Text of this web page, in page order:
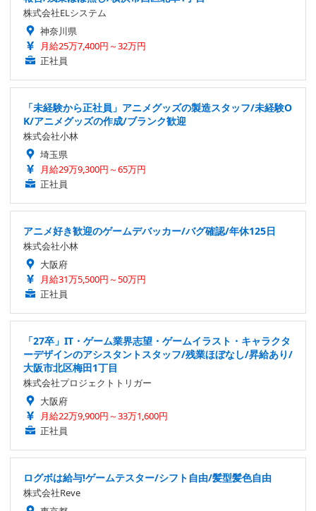
株式会社ELシステム
神奈川県
月給25万7,400円～32万円
正社員
「未経験から正社員」アニメグッズの製造スタッフ/未経験O
K/アニメグッズの作成/ブランク歓迎
株式会社小林
埼玉県
月給29万9,300円～65万円
正社員
アニメ好き歓迎のゲームデバッカー/バグ確認/年休125日
株式会社小林
大阪府
月給31万5,500円～50万円
正社員
「27卒」IT・ゲーム業界志望・ゲームイラスト・キャラクタ
ーデザインのアシスタントスタッフ/残業ほぼなし/昇給あり/
大阪市北区梅田1丁目
株式会社プロジェクトトリガー
大阪府
月給22万9,900円～33万1,600円
正社員
ログボは給与!ゲームテスター/シフト自由/髪型髪色自由
株式会社Reve